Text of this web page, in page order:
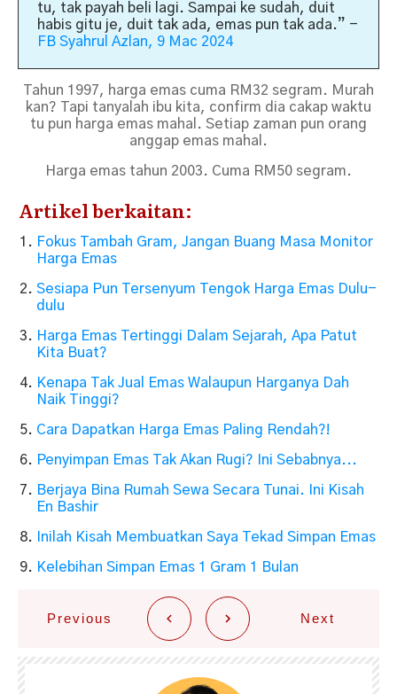
tu, tak payah beli lagi. Sampai ke sudah, duit
habis gitu je, duit tak ada, emas pun tak ada.” -
FB Syahrul Azlan, 9 Mac 2024
Tahun 1997, harga emas cuma RM32 segram. Murah
kan? Tapi tanyalah ibu kita, confirm dia cakap waktu
tu pun harga emas mahal. Setiap zaman pun orang
anggap emas mahal.
Harga emas tahun 2003. Cuma RM50 segram.
Artikel berkaitan:
Fokus Tambah Gram, Jangan Buang Masa Monitor
Harga Emas
Sesiapa Pun Tersenyum Tengok Harga Emas Dulu-
dulu
Harga Emas Tertinggi Dalam Sejarah, Apa Patut
Kita Buat?
Kenapa Tak Jual Emas Walaupun Harganya Dah
Naik Tinggi?
Cara Dapatkan Harga Emas Paling Rendah?!
Penyimpan Emas Tak Akan Rugi? Ini Sebabnya...
Berjaya Bina Rumah Sewa Secara Tunai. Ini Kisah
En Bashir
Inilah Kisah Membuatkan Saya Tekad Simpan Emas
Kelebihan Simpan Emas 1 Gram 1 Bulan
Previous Next